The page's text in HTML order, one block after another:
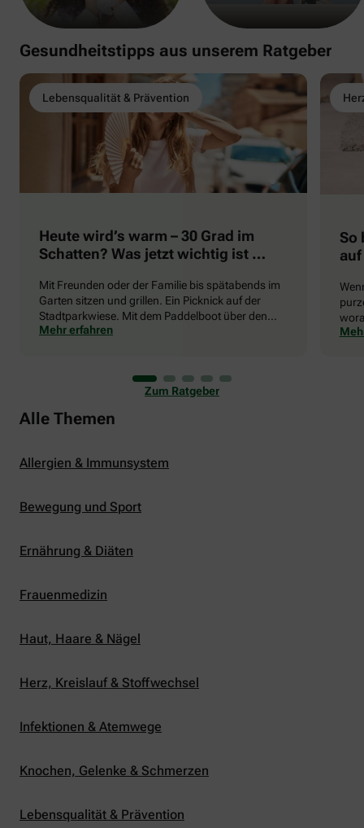
Gesundheitstipps aus unserem Ratgeber
Lebensqualität & Prävention
Heute wird’s warm – 30 Grad im
Schatten? Was jetzt wichtig ist …
Mit Freunden oder der Familie bis spätabends im
Garten sitzen und grillen. Ein Picknick auf der
Stadtparkwiese. Mit dem Paddelboot über den
See gleiten oder eine Radtour durch die blühende
er uns auch ganz schön zu schaffen. Wenn die
Temperaturen tagsüber auf mehr als 30 Grad
klettern und uns warme Tropennächte den Schlaf
rauben, sehnen wir uns oft nach einem
Mehr erfahren
So
die
Zum Ratgeber
Alle Themen
Allergien & Immunsystem
Bewegung und Sport
Ernährung & Diäten
Frauenmedizin
Haut, Haare & Nägel
Herz, Kreislauf & Stoffwechsel
Infektionen & Atemwege
Knochen, Gelenke & Schmerzen
Lebensqualität & Prävention